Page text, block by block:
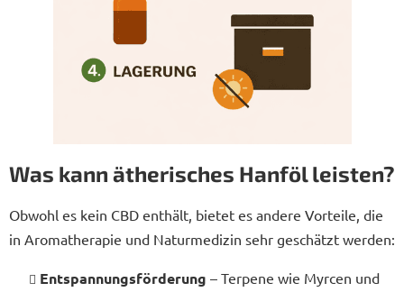
Was kann ätherisches Hanföl leisten?
Obwohl es kein CBD enthält, bietet es andere Vorteile, die
in Aromatherapie und Naturmedizin sehr geschätzt werden:
Entspannungsförderung – Terpene wie Myrcen und